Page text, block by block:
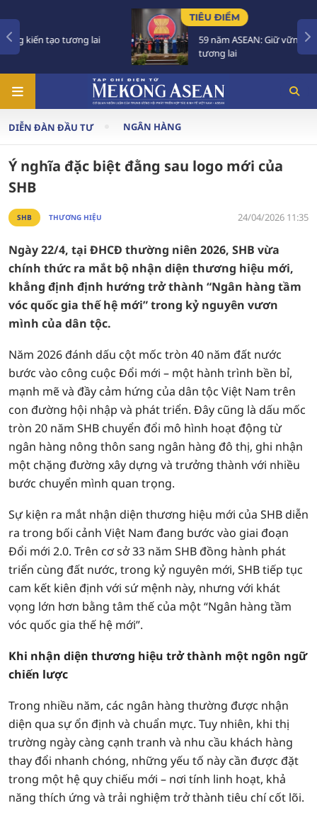
59 năm ASEAN: Giữ vững đoàn kết, định hình
DIỄN ĐÀN ĐẦU TƯ NGÂN HÀNG
Ý nghĩa đặc biệt đằng sau logo mới của
SHB
SHB THƯƠNG HIỆU 24/04/2026 11:35
Ngày 22/4, tại ĐHCĐ thường niên 2026, SHB vừa
chính thức ra mắt bộ nhận diện thương hiệu mới,
khẳng định định hướng trở thành “Ngân hàng tầm
vóc quốc gia thế hệ mới” trong kỷ nguyên vươn
mình của dân tộc.
Năm 2026 đánh dấu cột mốc tròn 40 năm đất nước
bước vào công cuộc Đổi mới – một hành trình bền bỉ,
mạnh mẽ và đầy cảm hứng của dân tộc Việt Nam trên
con đường hội nhập và phát triển. Đây cũng là dấu mốc
tròn 20 năm SHB chuyển đổi mô hình hoạt động từ
ngân hàng nông thôn sang ngân hàng đô thị, ghi nhận
một chặng đường xây dựng và trưởng thành với nhiều
bước chuyển mình quan trọng.
Sự kiện ra mắt nhận diện thương hiệu mới của SHB diễn
ra trong bối cảnh Việt Nam đang bước vào giai đoạn
Đổi mới 2.0. Trên cơ sở 33 năm SHB đồng hành phát
triển cùng đất nước, trong kỷ nguyên mới, SHB tiếp tục
cam kết kiên định với sứ mệnh này, nhưng với khát
vọng lớn hơn bằng tâm thế của một “Ngân hàng tầm
vóc quốc gia thế hệ mới”.
Khi nhận diện thương hiệu trở thành một ngôn ngữ
chiến lược
Trong nhiều năm, các ngân hàng thường được nhận
diện qua sự ổn định và chuẩn mực. Tuy nhiên, khi thị
trường ngày càng cạnh tranh và nhu cầu khách hàng
thay đổi nhanh chóng, những yếu tố này cần được đặt
trong một hệ quy chiếu mới – nơi tính linh hoạt, khả
năng thích ứng và trải nghiệm trở thành tiêu chí cốt lõi.